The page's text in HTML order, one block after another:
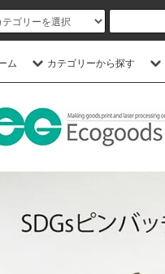
ム カテゴリーから探す